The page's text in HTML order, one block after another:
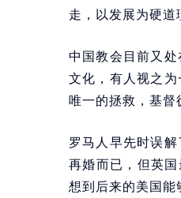
走，以发展为硬道
中国教会目前又
文化，有人视之
唯一的拯救，基督
罗马人早先时误
再婚而已，但英
想到后来的美国能